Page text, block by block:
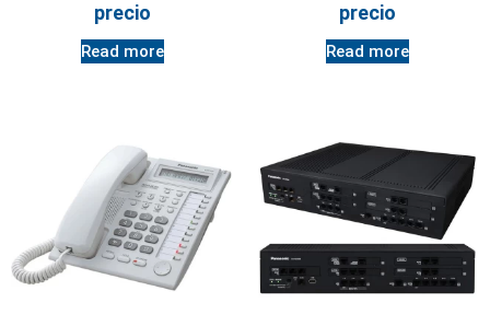
precio
Read more
precio
Read more